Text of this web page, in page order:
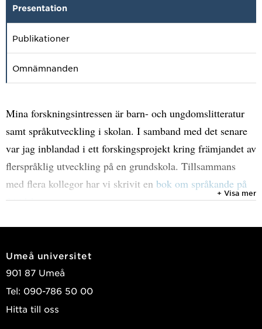
Presentation
Publikationer
Omnämnanden
Mina forskningsintressen är barn- och ungdomslitteratur
samt språkutveckling i skolan. I samband med det senare
var jag inblandad i ett forskingsprojekt kring främjandet av
flerspråklig utveckling på en grundskola. Tillsammans
med flera kollegor har vi skrivit en bok om språkande på
fritidshemmet.
+ Visa mer
Umeå universitet
901 87 Umeå
Tel: 090-786 50 00
Hitta till oss